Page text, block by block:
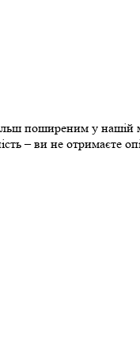
поширеним у
– ви не отримаєте